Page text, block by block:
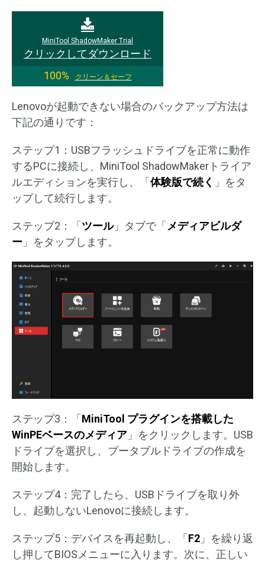
MiniTool ShadowMaker Trial
クリックしてダウンロード
100%
クリーン＆セーフ
Lenovoが起動できない場合のバックアップ方法は
下記の通りです：
ステップ1：USBフラッシュドライブを正常に動作
するPCに接続し、MiniTool ShadowMakerトライア
ルエディションを実行し、「 体験版で続く 」をタ
ップして続行します。
ステップ2：「 ツール」タブで「 メディアビルダ
ー 」をタップします。
ステップ3：「 MiniTool プラグインを搭載した
WinPEベースのメディア 」をクリックします。USB
ドライブを選択し、ブータブルドライブの作成を
開始します。
ステップ4：完了したら、USBドライブを取り外
し、起動しないLenovoに接続します。
ステップ5：デバイスを再起動し、「 F2 」を繰り返
し押してBIOSメニューに入ります。次に、正しい